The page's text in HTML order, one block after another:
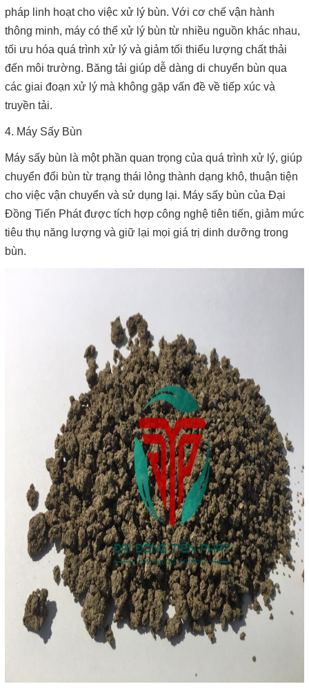
pháp linh hoạt cho việc xử lý bùn. Với cơ chế vận hành
thông minh, máy có thể xử lý bùn từ nhiều nguồn khác nhau,
tối ưu hóa quá trình xử lý và giảm tối thiểu lượng chất thải
đến môi trường. Băng tải giúp dễ dàng di chuyển bùn qua
các giai đoạn xử lý mà không gặp vấn đề về tiếp xúc và
truyền tải.
4. Máy Sấy Bùn
Máy sấy bùn là một phần quan trọng của quá trình xử lý, giúp
chuyển đổi bùn từ trạng thái lỏng thành dạng khô, thuận tiện
cho việc vận chuyển và sử dụng lại. Máy sấy bùn của Đại
Đồng Tiến Phát được tích hợp công nghệ tiên tiến, giảm mức
tiêu thụ năng lượng và giữ lại mọi giá trị dinh dưỡng trong
bùn.